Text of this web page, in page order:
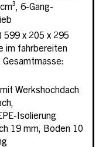
6-Gang-
599 x 205 x 295
im fahrbereiten
Werkshochdach
Isolierung
19 mm, Boden 10